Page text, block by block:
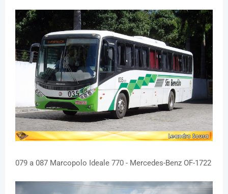
079 a 087 Marcopolo Ideale 770 - Mercedes-Benz OF-1722